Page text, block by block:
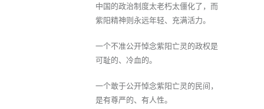
中国的政治制度太老朽太僵化了，而
紫阳精神则永远年轻、充满活力。
一个不准公开悼念紫阳亡灵的政权是
可耻的、冷血的。
一个敢于公开悼念紫阳亡灵的民间，
是有尊严的、有人性。